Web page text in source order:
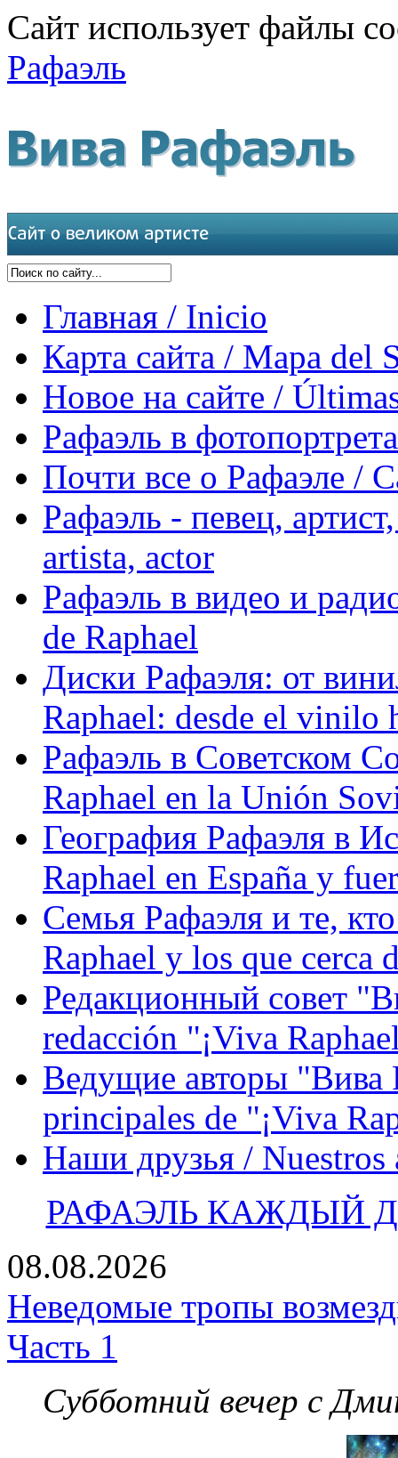
Сайт использует файлы
Рафаэль
Главная / Inicio
Карта сайта / Mapa del
Новое на сайте /
Рафаэль в
Почти все о Рафаэле /
Рафаэль - певец,
artista, actor
Рафаэль в видео и
de Raphael
Диски Рафаэля: от
Raphael: desde el vinilo
Рафаэль в Советском
Raphael en la Unión
География Рафаэля в
Raphael en España y
Семья Рафаэля и те,
Raphael y los que cerca
Редакционный совет
redacción "¡Viva
Ведущие авторы "Вива
principales de "¡Viva
Наши друзья / Nuestros
РАФАЭЛЬ КАЖДЫЙ
08.08.2026
Неведомые тропы
Часть 1
Субботний вечер с